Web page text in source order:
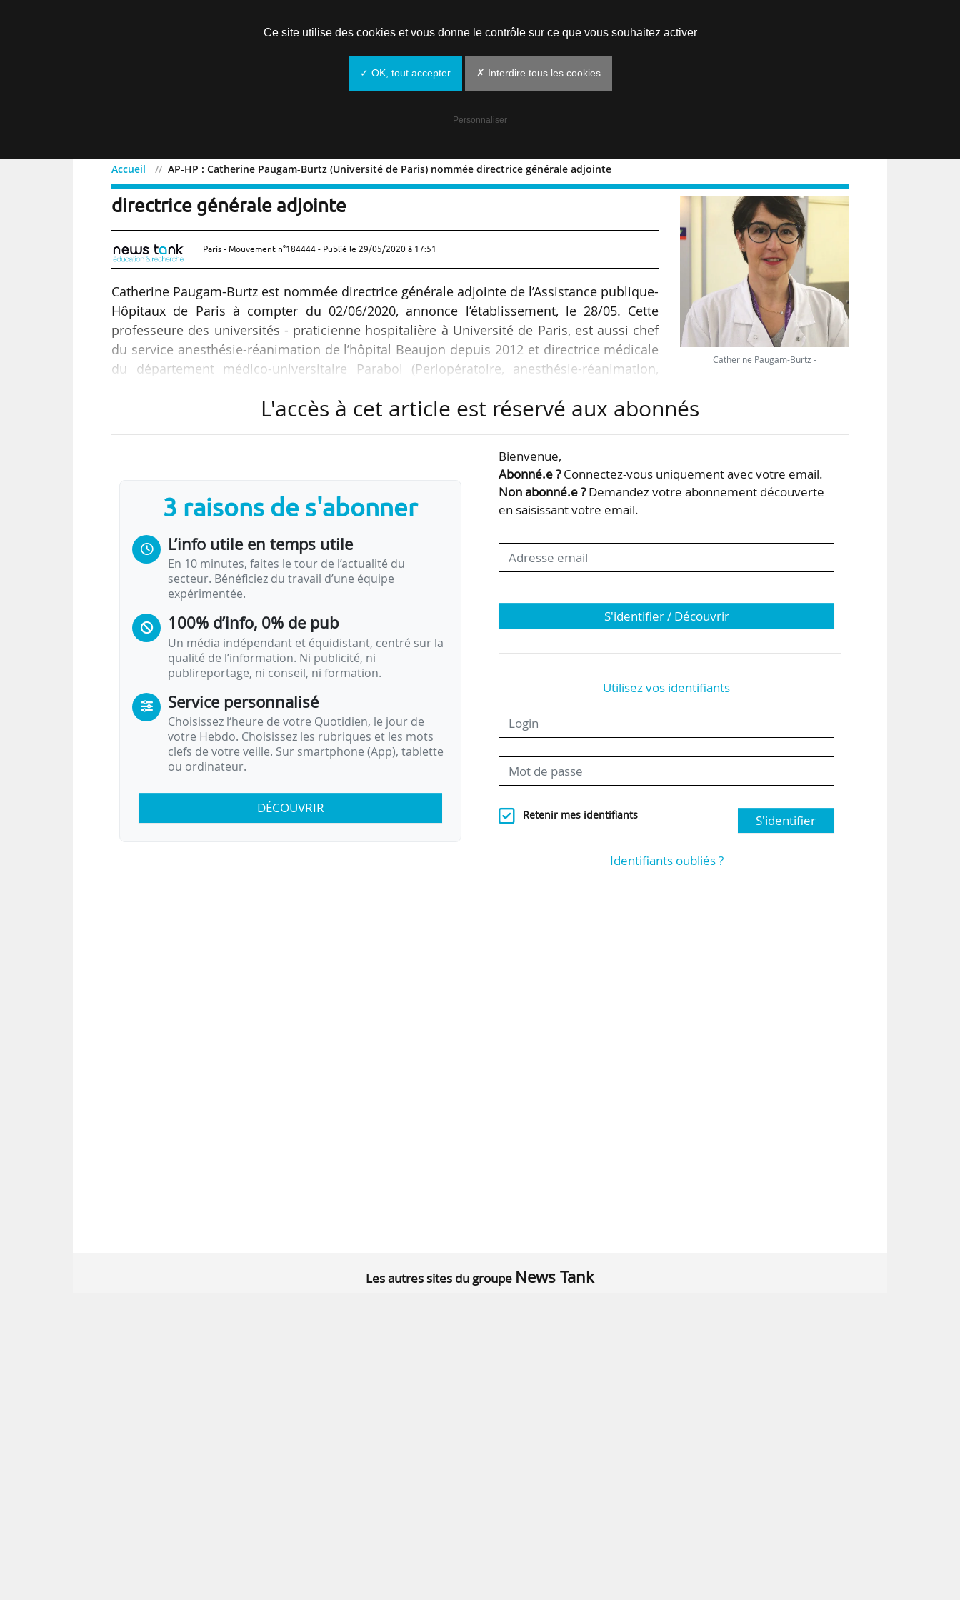
Accueil AP-HP : Catherine Paugam-Burtz (Université de Paris) nommée directrice générale adjointe
AP-HP : Catherine Paugam-Burtz (Université de Paris) nommée
directrice générale adjointe
Paris - Mouvement n°184444 - Publié le 29/05/2020 à 17:51
Catherine Paugam-Burtz est nommée directrice générale adjointe de l’Assistance publique-
Hôpitaux de Paris à compter du 02/06/2020, annonce l’établissement, le 28/05. Cette
professeure des universités - praticienne hospitalière à Université de Paris, est aussi chef
du service anesthésie-réanimation de l’hôpital Beaujon depuis 2012 et directrice médicale
du département médico-universitaire Parabol (Periopératoire, anesthésie-réanimation,
Catherine Paugam-Burtz est titulaire d’un doctorat en sciences de la vie, de l’Université
Pierre et Marie Curie (aujourd’hui Sorbonne…
Catherine Paugam-Burtz -
L'accès à cet article est réservé aux abonnés
3 raisons de s'abonner
L’info utile en temps utile
En 10 minutes, faites le tour de l’actualité du
secteur. Bénéficiez du travail d’une équipe
expérimentée.
100% d’info, 0% de pub
Un média indépendant et équidistant, centré sur la
qualité de l’information. Ni publicité, ni
publireportage, ni conseil, ni formation.
Service personnalisé
Choisissez l‘heure de votre Quotidien, le jour de
votre Hebdo. Choisissez les rubriques et les mots
clefs de votre veille. Sur smartphone (App), tablette
ou ordinateur.
DÉCOUVRIR
Bienvenue,
Abonné.e ?Connectez-vous uniquement avec votre email.
Non abonné.e ?Demandez votre abonnement découverte
en saisissant votre email.
S'identifier / Découvrir
Utilisez vos identifiants
Retenir mes identifiants S'identifier
Identifiants oubliés ?
Les autres sites du groupe News Tank
Ce site utilise des cookies et vous donne le contrôle sur ce que vous souhaitez activer
✓ OK, tout accepter ✗ Interdire tous les cookies
Personnaliser